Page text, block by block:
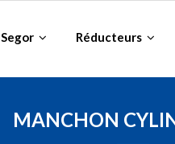
Segor Réducteurs
MANCHON